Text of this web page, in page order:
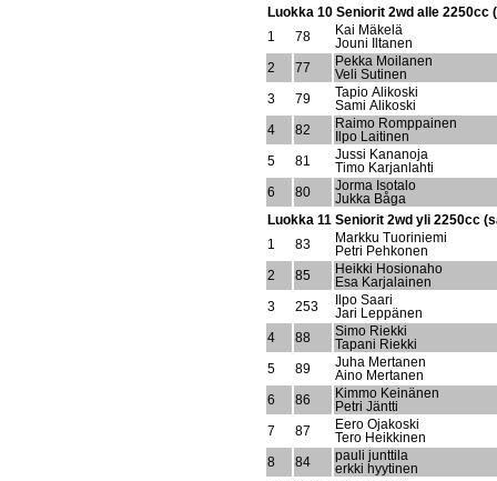
Luokka 10 Seniorit 2wd alle 2250cc
1
78
Kai Mäkelä
Jouni Iltanen
2
77
Pekka Moilanen
Veli Sutinen
3
79
Tapio Alikoski
Sami Alikoski
4
82
Raimo Romppainen
Ilpo Laitinen
5
81
Jussi Kananoja
Timo Karjanlahti
6
80
Jorma Isotalo
Jukka Båga
Luokka 11 Seniorit 2wd yli 2250cc
1
83
Markku Tuoriniemi
Petri Pehkonen
2
85
Heikki Hosionaho
Esa Karjalainen
3
253
Ilpo Saari
Jari Leppänen
4
88
Simo Riekki
Tapani Riekki
5
89
Juha Mertanen
Aino Mertanen
6
86
Kimmo Keinänen
Petri Jäntti
7
87
Eero Ojakoski
Tero Heikkinen
8
84
pauli junttila
erkki hyytinen